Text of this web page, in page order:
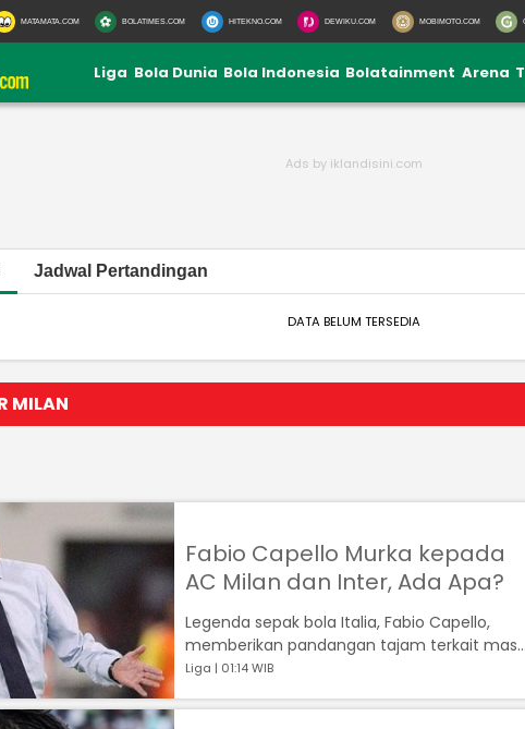
MATAMATA.COM BOLATIMES.COM HITEKNO.COM DEWIKU.COM MOBIMOTO.COM
Liga Bola Dunia Bola Indonesia Bolatainment Arena
Jadwal Pertandingan
DATA BELUM TERSEDIA
MILAN
Fabio Capello Murka kepada
AC Milan dan Inter, Ada Apa?
Legenda sepak bola Italia, Fabio Capello,
memberikan pandangan tajam terkait masa
depan dua penyerang muda berbakat Seri...
Liga | 01:14 WIB